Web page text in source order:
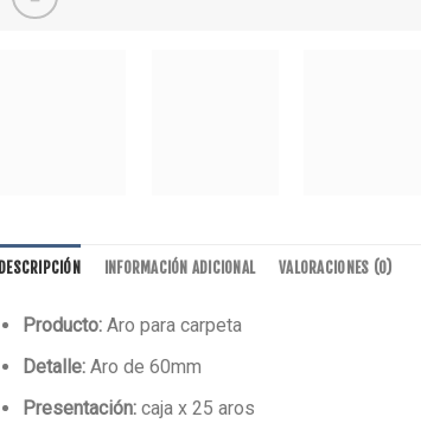
DESCRIPCIÓN INFORMACIÓN ADICIONAL VALORACIONES (0)
Producto:Aro para carpeta
Detalle:Aro de 60mm
Presentación:caja x 25 aros